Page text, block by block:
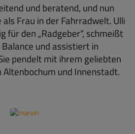
und beratend, und nun
als Frau in der Fahrradwelt. Ulli
für den „Radgeber“, schmeißt
und assistiert in
pendelt mit ihrem geliebten
Altenbochum und Innenstadt.